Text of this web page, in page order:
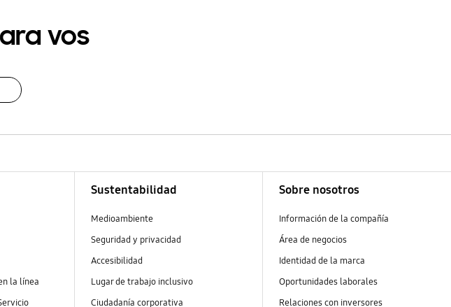
vos
la línea
Sustentabilidad
Medioambiente
Seguridad y privacidad
Accesibilidad
Lugar de trabajo inclusivo
Ciudadanía corporativa
Sobre nosotros
Información de la compañía
Área de negocios
Identidad de la marca
Oportunidades laborales
Relaciones con inversores